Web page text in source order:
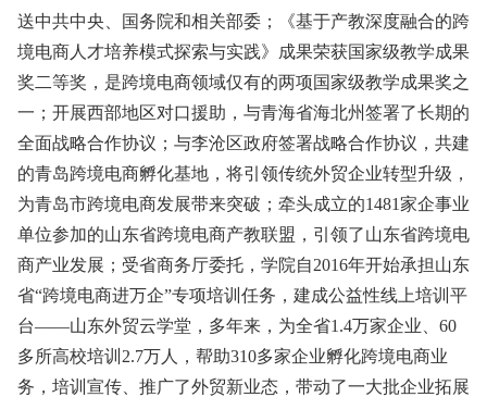
送中共中央、国务院和相关部委；《基于产教深度融合的跨
境电商人才培养模式探索与实践》成果荣获国家级教学成果
奖二等奖，是跨境电商领域仅有的两项国家级教学成果奖之
一；开展西部地区对口援助，与青海省海北州签署了长期的
全面战略合作协议；与李沧区政府签署战略合作协议，共建
的青岛跨境电商孵化基地，将引领传统外贸企业转型升级，
为青岛市跨境电商发展带来突破；牵头成立的1481家企事业
单位参加的山东省跨境电商产教联盟，引领了山东省跨境电
商产业发展；受省商务厅委托，学院自2016年开始承担山东
省“跨境电商进万企”专项培训任务，建成公益性线上培训平
台——山东外贸云学堂，多年来，为全省1.4万家企业、60
多所高校培训2.7万人，帮助310多家企业孵化跨境电商业
务，培训宣传、推广了外贸新业态，带动了一大批企业拓展